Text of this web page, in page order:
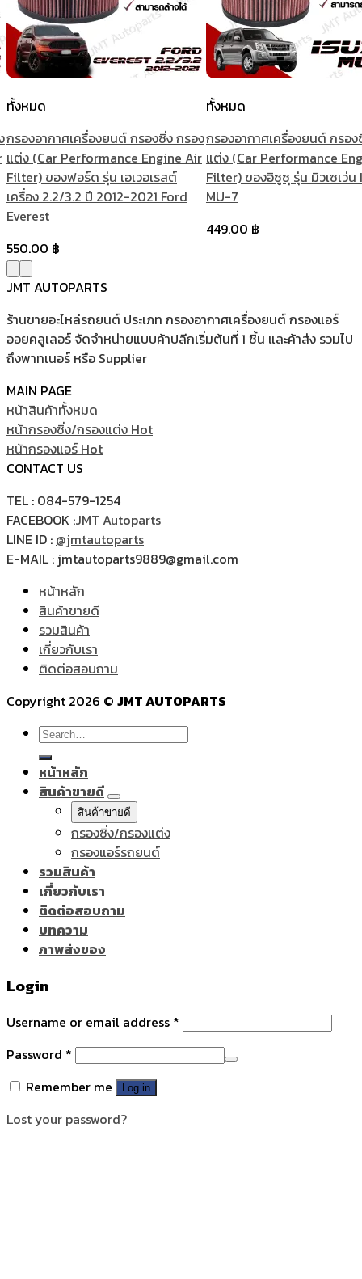
ทั้งหมด
กรองอากาศเครื่องยนต์ กรองซิ่ง กรอง
แต่ง (Car Performance Engine Air
Filter) ของฟอร์ด รุ่น เอเวอเรสต์
เครื่อง 2.2/3.2 ปี 2012-2021 Ford
Everest
550.00 ฿
ทั้งหมด
กรองอากาศเครื่องยนต์ กรอ
แต่ง (Car Performance
Filter) ของอิซูซุ รุ่น มิวเซเว่น
MU-7
449.00 ฿
JMT AUTOPARTS
ร้านขายอะไหล่รถยนต์ ประเภท กรองอากาศเครื่องยนต์ กรองแอร์
ออยคลูเลอร์ จัดจำหน่ายแบบค้าปลีกเริ่มต้นที่ 1 ชิ้น และค้าส่ง รวมไป
ถึงพาทเนอร์ หรือ Supplier
MAIN PAGE
หน้าสินค้าทั้งหมด
หน้ากรองซิ่ง/กรองแต่ง
หน้ากรองแอร์
CONTACT US
TEL : 084-579-1254
FACEBOOK :JMT Autoparts
LINE ID : @jmtautoparts
E-MAIL : jmtautoparts9889@gmail.com
หน้าหลัก
สินค้าขายดี
รวมสินค้า
เกี่ยวกับเรา
ติดต่อสอบถาม
Copyright 2026 © JMT AUTOPARTS
Search
for:
หน้าหลัก
สินค้าขายดี
สินค้าขายดี
กรองซิ่ง/กรองแต่ง
กรองแอร์รถยนต์
รวมสินค้า
เกี่ยวกับเรา
ติดต่อสอบถาม
บทความ
ภาพส่งของ
Login
Username or email address *
Password *
Remember me
Log in
Lost your password?